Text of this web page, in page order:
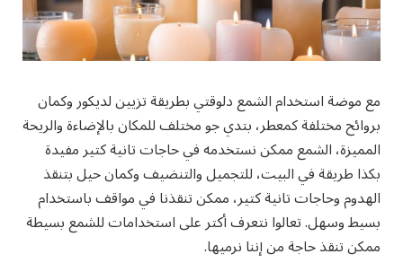
مع موضة استخدام الشمع دلوقتي بطريقة تزيين لديكور وكمان
بروائح مختلفة كمعطر، بتدي جو مختلف للمكان بالإضاءة والريحة
المميزة، الشمع ممكن نستخدمه في حاجات تانية كتير مفيدة
بكذا طريقة في البيت، للتجميل والتنضيف وكمان حيل بتنقذ
الهدوم وحاجات تانية كتير، ممكن تنقذنا في مواقف باستخدام
بسيط وسهل. تعالوا نتعرف أكتر على استخدامات للشمع بسيطة
ممكن تنقذ حاجة من إننا نرميها.